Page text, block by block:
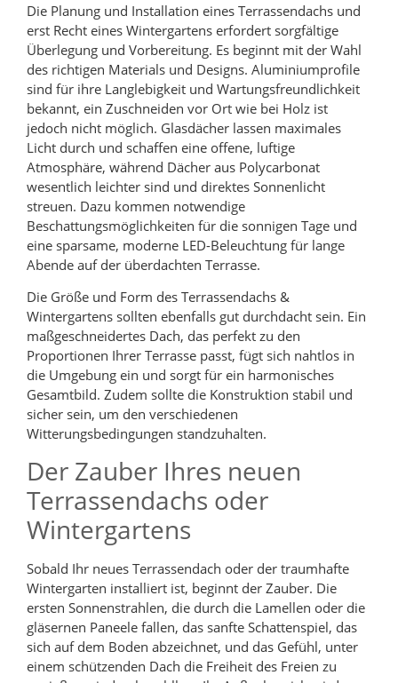
Die Planung und Installation eines Terrassendachs und
erst Recht eines Wintergartens erfordert sorgfältige
Überlegung und Vorbereitung. Es beginnt mit der Wahl
des richtigen Materials und Designs. Aluminiumprofile
sind für ihre Langlebigkeit und Wartungsfreundlichkeit
bekannt, ein Zuschneiden vor Ort wie bei Holz ist
jedoch nicht möglich. Glasdächer lassen maximales
Licht durch und schaffen eine offene, luftige
Atmosphäre, während Dächer aus Polycarbonat
wesentlich leichter sind und direktes Sonnenlicht
streuen. Dazu kommen notwendige
Beschattungsmöglichkeiten für die sonnigen Tage und
eine sparsame, moderne LED-Beleuchtung für lange
Abende auf der überdachten Terrasse.
Die Größe und Form des Terrassendachs &
Wintergartens sollten ebenfalls gut durchdacht sein. Ein
maßgeschneidertes Dach, das perfekt zu den
Proportionen Ihrer Terrasse passt, fügt sich nahtlos in
die Umgebung ein und sorgt für ein harmonisches
Gesamtbild. Zudem sollte die Konstruktion stabil und
sicher sein, um den verschiedenen
Witterungsbedingungen standzuhalten.
Der Zauber Ihres neuen
Terrassendachs oder
Wintergartens
Sobald Ihr neues Terrassendach oder der traumhafte
Wintergarten installiert ist, beginnt der Zauber. Die
ersten Sonnenstrahlen, die durch die Lamellen oder die
gläsernen Paneele fallen, das sanfte Schattenspiel, das
sich auf dem Boden abzeichnet, und das Gefühl, unter
einem schützenden Dach die Freiheit des Freien zu